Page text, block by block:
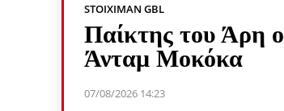
STOIXIMAN GBL
Παίκτης του Άρη ο
Άνταμ Μοκόκα
07/08/2026 14:23